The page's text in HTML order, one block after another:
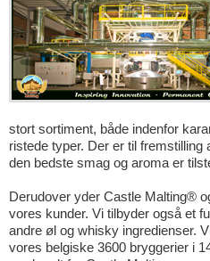
stort sortiment, både indenfor
ristede typer. Der er til
den bedste smag og aroma er
Derudover yder Castle Malting®
vores kunder. Vi tilbyder også et
andre øl og whisky ingredienser.
vores belgiske 3600 bryggerier i